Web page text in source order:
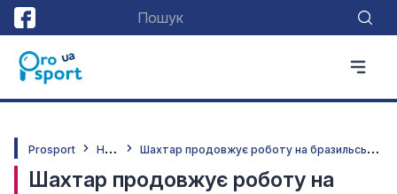
Prosport Н
овини Ш
ахтар продовжує роботу на бразильському ринку: на олівці фулбек Крузейро
Шахтар продовжує роботу на